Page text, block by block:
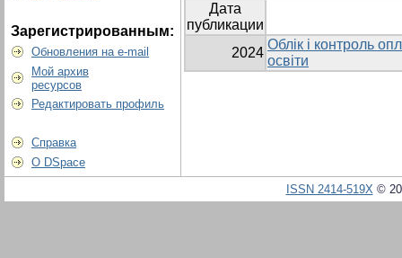
Зарегистрированным:
Обновления на e-mail
Мой архив
ресурсов
Редактировать профиль
Справка
О DSpace
Дата
публикации
2024
Облік і контроль
освіти
ISSN 2414-519X©